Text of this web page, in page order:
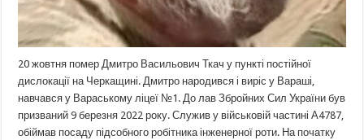
20 жовтня помер Дмитро Васильович Ткач у пункті постійної
дислокації на Черкащині. Дмитро народився і виріс у Вараші,
навчався у Вараському ліцеї №1. До лав Збройних Сил України був
призваний 9 березня 2022 року. Служив у військовій частині А4787,
обіймав посаду підсобного робітника інженерної роти. На початку